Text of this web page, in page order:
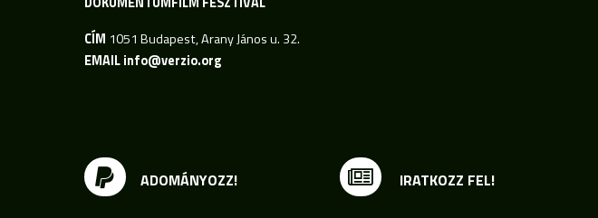
CÍM 1051 Budapest, Arany János u. 32.
EMAILinfo@verzio.org
ADOMÁNYOZZ! IRATKOZZ FEL!